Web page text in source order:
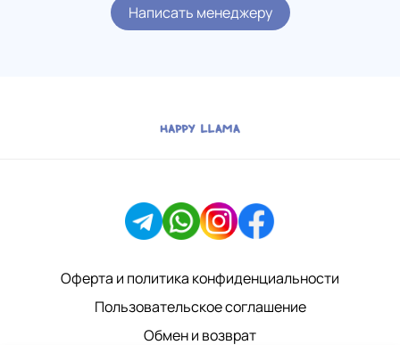
Написать менеджеру
Оферта и политика конфиденциальности
Пользовательское соглашение
Обмен и возврат